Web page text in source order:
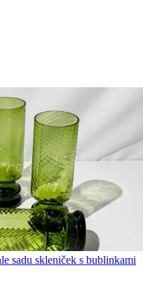
sadu skleniček s bublinkami